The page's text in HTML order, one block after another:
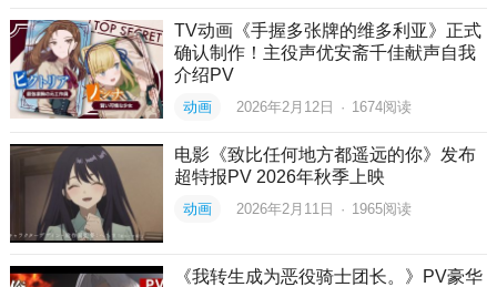
TV动画《手握多张牌的维多利亚》正式
确认制作！主役声优安斋千佳献声自我
介绍PV
动画 2026年2月12日 · 1674阅读
电影《致比任何地方都遥远的你》发布
超特报PV 2026年秋季上映
动画 2026年2月11日 · 1965阅读
《我转生成为恶役骑士团长。》PV豪华